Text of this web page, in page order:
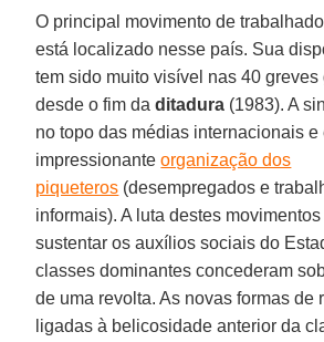
O principal movimento de
está localizado nesse país. Sua
tem sido muito visível nas 40
desde o fim daditadura (1983). A
no topo das médias internacionais e
impressionanteorganização dos
piqueteros (desempregados e
informais). A luta destes
sustentar os auxílios sociais do
classes dominantes concederam
de uma revolta. As novas formas de
ligadas à belicosidade anterior da